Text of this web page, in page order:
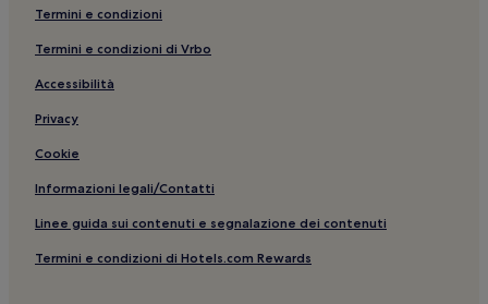
San Zeno: hotel
Verona: Hotel con animali ammessi
San Martino Buon Albergo: Hotel con animali ammessi
Verona: Aparthotel
Parco Santa Teresa: hotel nelle vicinanze
Borgo Roma: Guest house
Stazione di Verona-Porta Nuova: hotel nelle vicinanze
Verona: Guest house
Termini e condizioni
Termini e condizioni di Vrbo
Accessibilità
Privacy
Cookie
Informazioni legali/Contatti
Linee guida sui contenuti e segnalazione dei contenuti
Termini e condizioni di Hotels.com Rewards